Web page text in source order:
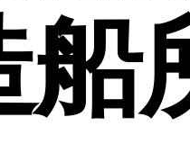
船